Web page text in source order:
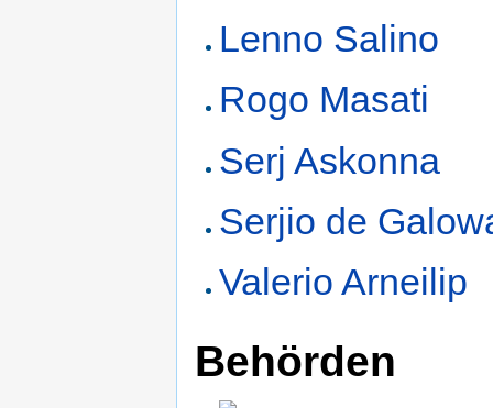
Lenno Salino
Rogo Masati
Serj Askonna
Serjio de
Valerio Arneilip
Behörden